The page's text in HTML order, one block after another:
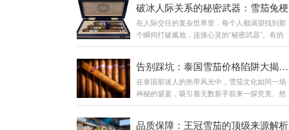
破冰人际关系的秘密武器：雪茄兔梗
在人际交往的复杂世界里，每个人都渴望找到那
个瞬间打破尴尬，连接心灵的“秘密武器”。有的
人靠幽默，有的人靠真诚，而如今，一种奇特又
破冰的神奇法宝。这个看似荒诞、却又极富象征
意味的网络文化产物，究竟藏着怎样的微妙密
码？为什么它能在冷场中插上一抹笑意，搭建起
微妙的情感桥梁？让我们一起剖析这把在人际迷
告别踩坑：泰国雪茄价格陷阱大揭秘，新手必看防骗指南
在泰国那迷人的热带风光中，雪茄文化如同一场
神秘的盛宴，吸引着无数新手前来一探究竟。然
而，背后潜藏的价格陷阱却像隐秘的暗流，随时
品质保障：王冠雪茄的顶级来源解析